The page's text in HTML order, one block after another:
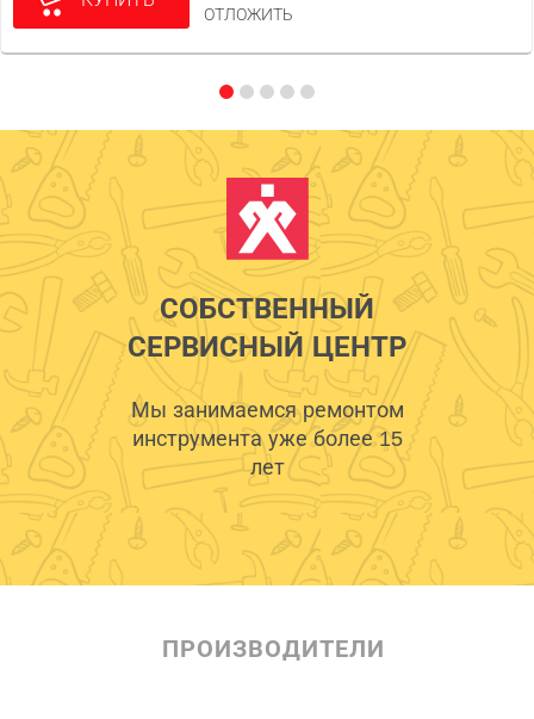
ОТЛОЖИТЬ
СОБСТВЕННЫЙ
СЕРВИСНЫЙ ЦЕНТР
Мы занимаемся ремонтом
инструмента уже более 15
лет
ПРОИЗВОДИТЕЛИ